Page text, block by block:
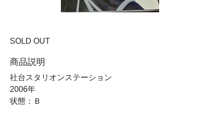
SOLD OUT
商品説明
社台スタリオンステーション
2006年
状態：Ｂ